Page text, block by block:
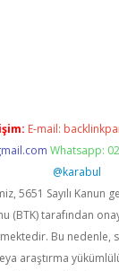
E-mail:
Whatsapp:
@karabul
5651 Sayılı Kanun
(BTK) tarafından
Bu nedenle,
araştırma